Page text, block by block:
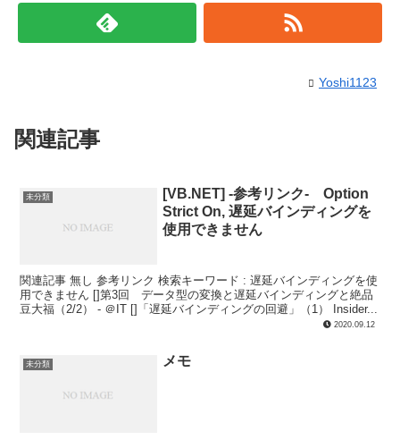
Yoshi1123
関連記事
未分類
[VB.NET] -参考リンク- Option
Strict On, 遅延バインディングを
使用できません
関連記事 無し 参考リンク 検索キーワード : 遅延バインディングを使
用できません []第3回 データ型の変換と遅延バインディングと絶品
豆大福（2/2） - ＠IT []「遅延バインディングの回避」（1） Insider...
2020.09.12
未分類 メモ